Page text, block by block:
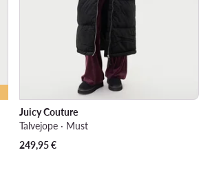
Juicy Couture
Talvejope · Must
249,95€